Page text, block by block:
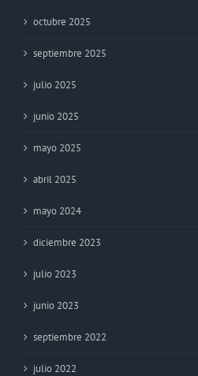
octubre 2025
septiembre 2025
julio 2025
junio 2025
mayo 2025
abril 2025
mayo 2024
diciembre 2023
julio 2023
junio 2023
septiembre 2022
julio 2022